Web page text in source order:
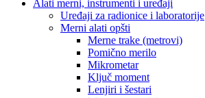
Alati merni, instrumenti i uređaji
Uređaji za radionice i laboratorije
Merni alati opšti
Merne trake (metrovi)
Pomično merilo
Mikrometar
Ključ moment
Lenjiri i šestari